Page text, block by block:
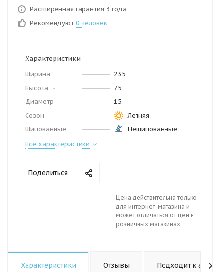
Расширенная гарантия 3 года
Рекомендуют 0 человек
Характеристики
Ширина
235
Высота
75
Диаметр
15
Сезон
Летняя
Шипованные
Нешипованные
Все характеристики
Поделиться
Цена действительна только
для интернет-магазина и
может отличаться от цен в
розничных магазинах
Характеристики Отзывы Подходит к авто